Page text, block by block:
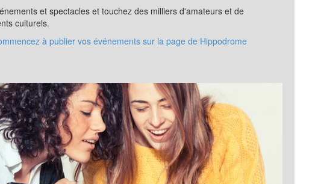
et spectacles et touchez des milliers d'amateurs et de
culturels.
à publier vos événements sur la page de Hippodrome